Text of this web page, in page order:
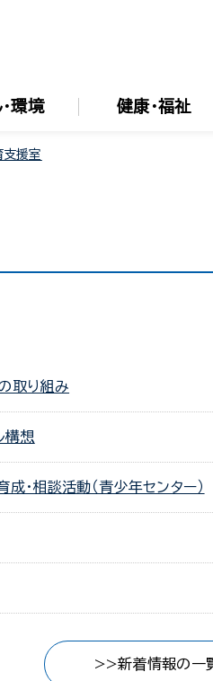
環境 健康・福祉
支援室
取り組み
構想
・相談活動（青少年センター）
>>新着情報の一